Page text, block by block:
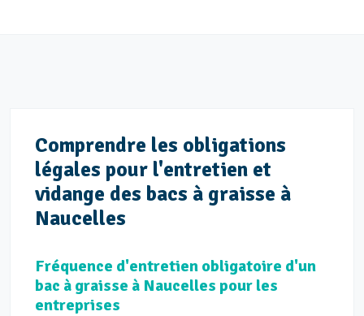
Comprendre les obligations
légales pour l'entretien et
vidange des bacs à graisse à
Naucelles
Fréquence d'entretien obligatoire d'un
bac à graisse à Naucelles pour les
entreprises